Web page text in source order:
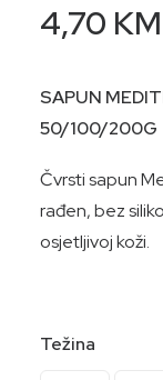
4,70 KM
SAPUN
50/100/200G
Čvrsti sapun
rađen, bez
osjetljivoj koži.
Težina